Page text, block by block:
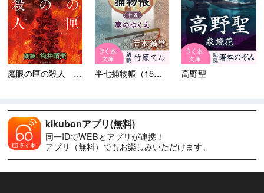
魔眼の匣の殺人 ＜剣崎比留子... 半七捕物帳（15）鷹のゆくえ 高野聖
kikubonアプリ(無料)
同一IDでWEBとアプリが連携！
アプリ（無料）でもお楽しみいただけます。